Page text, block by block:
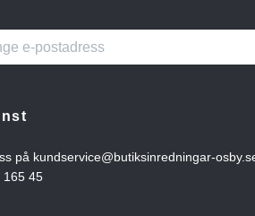
på kundservice@butiksinredningar-
165 45